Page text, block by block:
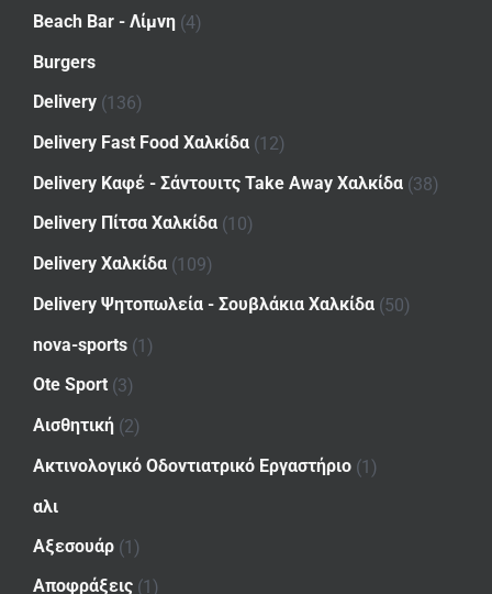
Beach Bar - Λίμνη (4)
Burgers
Delivery (136)
Delivery Fast Food Χαλκίδα (12)
Delivery Καφέ - Σάντουιτς Take Away Χαλκίδα (38)
Delivery Πίτσα Χαλκίδα (10)
Delivery Χαλκίδα (109)
Delivery Ψητοπωλεία - Σουβλάκια Χαλκίδα (50)
nova-sports (1)
Ote Sport (3)
Αισθητική (2)
Ακτινολογικό Οδοντιατρικό Εργαστήριο (1)
αλι
Αξεσουάρ (1)
Αποφράξεις (1)